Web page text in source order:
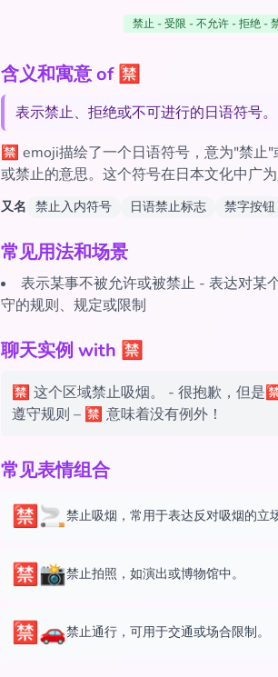
禁止 - 受限 - 不允许 - 拒绝 -
含义和寓意 of 🈲
表示禁止、拒绝或不可进行的日语符号。
🈲 emoji描绘了一个日语符号，意为"禁止
或禁止的意思。这个符号在日本文化中广
又名 禁止入内符号 日语禁止标志 禁字按钮
常见用法和场景
表示某事不被允许或被禁止 - 表达对某
守的规则、规定或限制
聊天实例 with 🈲
🈲 这个区域禁止吸烟。 - 很抱歉，但是
遵守规则 – 🈲 意味着没有例外！
常见表情组合
🈲🚬禁止吸烟，常用于表达反对吸烟的立场
🈲📸禁止拍照，如演出或博物馆中。
🈲🚗禁止通行，可用于交通或场合限制。